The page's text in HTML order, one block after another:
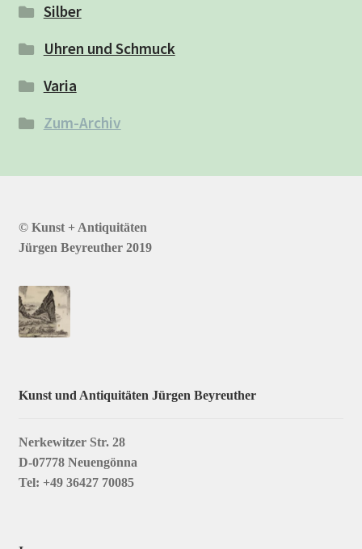
Silber
Uhren und Schmuck
Varia
Zum-Archiv
© Kunst + Antiquitäten
Jürgen Beyreuther 2019
Kunst und Antiquitäten Jürgen Beyreuther
Nerkewitzer Str. 28
D-07778 Neuengönna
Tel: +49 36427 70085